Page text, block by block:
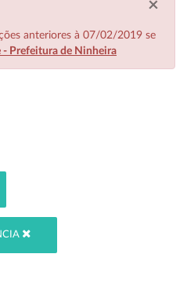
×
anteriores à 07/02/2019 se
- Prefeitura de Ninheira